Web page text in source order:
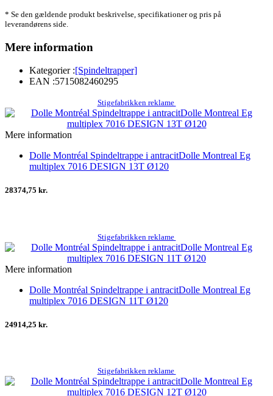
* Se den gældende produkt beskrivelse, specifikationer og pris på
leverandørens side.
Mere information
Kategorier :[Spindeltrapper]
EAN :5715082460295
Stigefabrikken reklame
Mere information
Dolle Montréal Spindeltrappe i antracitDolle Montreal Eg
multiplex 7016 DESIGN 13T Ø120
28374,75 kr.
Stigefabrikken reklame
Mere information
Dolle Montréal Spindeltrappe i antracitDolle Montreal Eg
multiplex 7016 DESIGN 11T Ø120
24914,25 kr.
Stigefabrikken reklame